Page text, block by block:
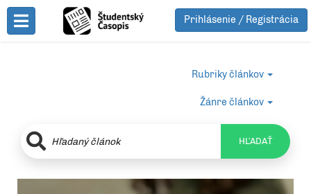
Toggle Menu
Prihlásenie / Registrácia
Rubriky článkov
Žánre článkov
HĽADAŤ